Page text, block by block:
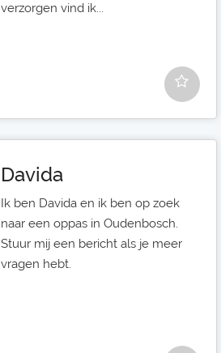
verzorgen vind ik...
Davida
Ik ben Davida en ik ben op zoek
naar een oppas in Oudenbosch.
Stuur mij een bericht als je meer
vragen hebt.